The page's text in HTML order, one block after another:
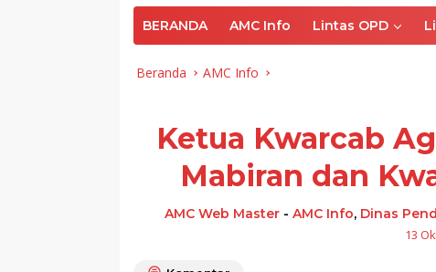
BERANDA AMC Info Lintas OPD
Beranda AMC Info
Ketua Kwarcab
Mabiran dan
AMC Web Master -AMC Info, Dinas
13